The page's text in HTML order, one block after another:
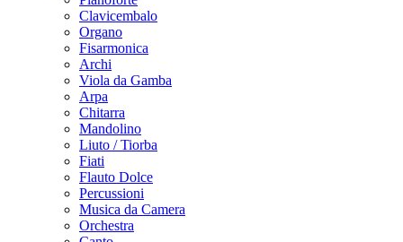
Clavicembalo
Organo
Fisarmonica
Archi
Viola da Gamba
Arpa
Chitarra
Mandolino
Liuto / Tiorba
Fiati
Flauto Dolce
Percussioni
Musica da Camera
Orchestra